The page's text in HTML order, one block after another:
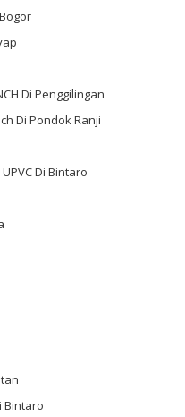
Di Penggilingan
Di Pondok Ranji
Di Bintaro
Bintaro